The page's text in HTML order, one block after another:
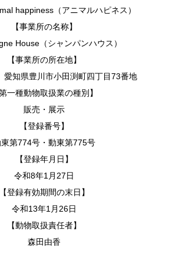
happiness（アニマルハピネス）
【事業所の名称】
House（シャンパンハウス）
【事業所の所在地】
知県豊川市小田渕町四丁目73番地
第一種動物取扱業の種別】
販売・展示
【登録番号】
第774号・動東第775号
【登録年月日】
令和8年1月27日
【登録有効期間の末日】
令和13年1月26日
【動物取扱責任者】
森田由香